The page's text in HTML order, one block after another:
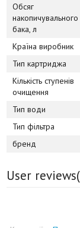
Обсяг
накопичувального
бака, л
Країна виробник
Тип картриджа
Кількість ступенів
очищення
Тип води
Тип фільтра
бренд
User reviews(